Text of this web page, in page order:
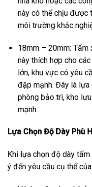
này có thể chịu được
môi trường khắc
18mm – 20mm: Tấm
này thích hợp cho
lớn, khu vực có yêu
đập mạnh. Đây là
phòng bảo trì, kho
mạnh.
Lựa Chọn Độ Dày Phù
Khi lựa chọn độ dày
ý đến yêu cầu cụ thể